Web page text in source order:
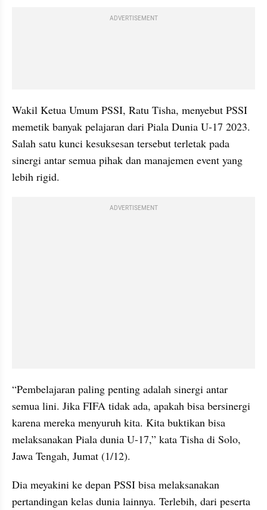
ADVERTISEMENT
Wakil Ketua Umum PSSI, Ratu Tisha, menyebut PSSI
memetik banyak pelajaran dari Piala Dunia U-17 2023.
Salah satu kunci kesuksesan tersebut terletak pada
sinergi antar semua pihak dan manajemen event yang
lebih rigid.
ADVERTISEMENT
“Pembelajaran paling penting adalah sinergi antar
semua lini. Jika FIFA tidak ada, apakah bisa bersinergi
karena mereka menyuruh kita. Kita buktikan bisa
melaksanakan Piala dunia U-17,” kata Tisha di Solo,
Jawa Tengah, Jumat (1/12).
Dia meyakini ke depan PSSI bisa melaksanakan
pertandingan kelas dunia lainnya. Terlebih, dari peserta